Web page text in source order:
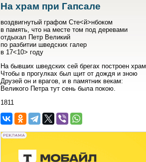
На храм при Гапсале
воздвигнутый графом Сте<й>нбоком
в память, что на месте том под деревами
отдыхал Петр Великий
по разбитии шведских галер
в 17<10> году
На бывших шведских сей брегах построен храм,
Чтобы в прогулках был щит от дождя и зною
Друзей он и врагов, и в памятник векам:
Великого Петра тут сень была покою.
1811